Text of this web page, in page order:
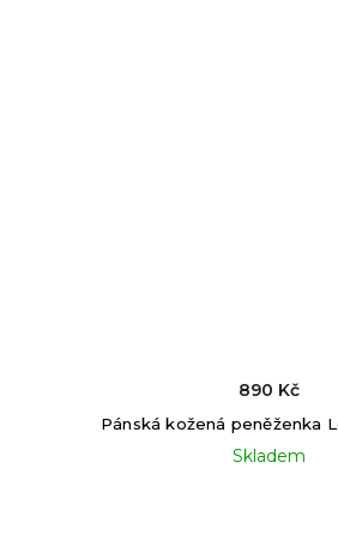
Pánská kožená peněženka
Skladem
890 Kč